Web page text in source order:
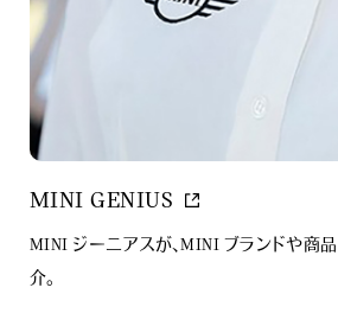
MINI GENIUS
MINI ジーニアスが、MINI ブランドや商
介。